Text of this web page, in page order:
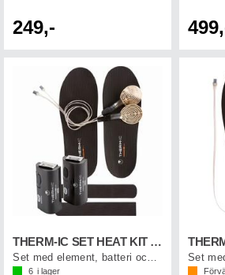
249,-
THERM-IC SET HEAT KIT + C-PACK 1700B
6 i lager